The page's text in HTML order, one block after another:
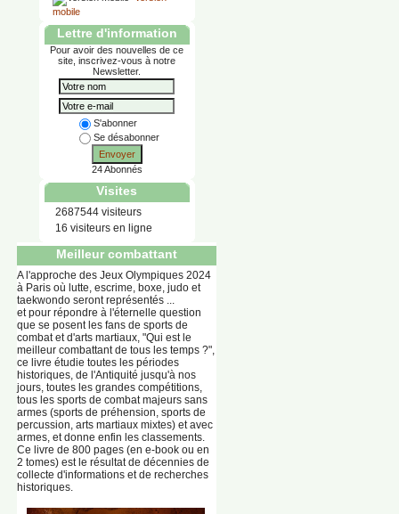
mobile
Lettre d'information
Pour avoir des nouvelles de ce
site, inscrivez-vous à notre
Newsletter.
S'abonner
Se désabonner
Envoyer
24 Abonnés
Visites
2687544 visiteurs
16 visiteurs en ligne
Meilleur combattant
A l'approche des Jeux Olympiques 2024
à Paris où lutte, escrime, boxe, judo et
taekwondo seront représentés ...
et pour répondre à l'éternelle question
que se posent les fans de sports de
combat et d'arts martiaux, "Qui est le
meilleur combattant de tous les temps ?",
ce livre étudie toutes les périodes
historiques, de l'Antiquité jusqu'à nos
jours, toutes les grandes compétitions,
tous les sports de combat majeurs sans
armes (sports de préhension, sports de
percussion, arts martiaux mixtes) et avec
armes, et donne enfin les classements.
Ce livre de 800 pages (en e-book ou en
2 tomes) est le résultat de décennies de
collecte d'informations et de recherches
historiques.